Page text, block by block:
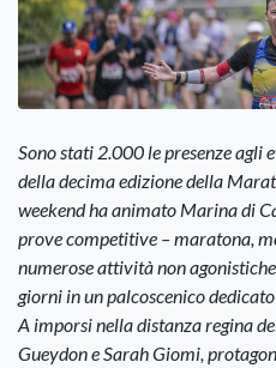
Sono stati 2.000 le presenze agli
della decima edizione della
weekend ha animato Marina di
prove competitive – maratona,
numerose attività non
giorni in un palcoscenico
A imporsi nella distanza regina
Gueydon e Sarah Giomi,